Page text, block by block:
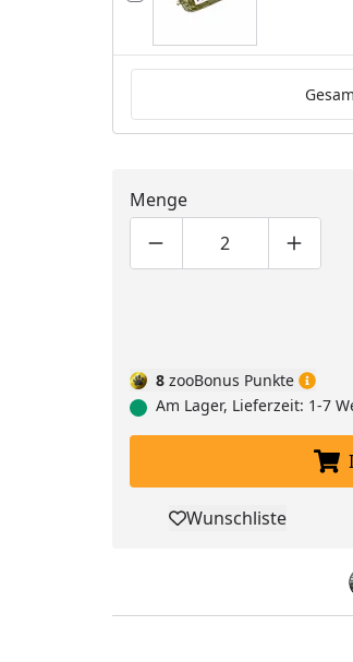
Menge
Produktmenge um eins
Produktmenge
8 zooBonus Punkte
Am Lager, Lieferzeit: 1-7
Produkt zur
Wunschliste